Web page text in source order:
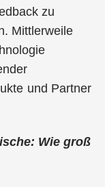
zu
Mittlerweile
und Partner
Wie groß